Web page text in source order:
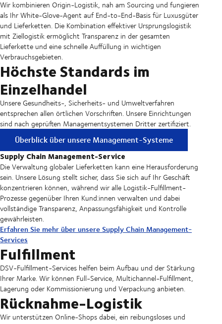
Wir kombinieren Origin-Logistik, nah am Sourcing und fungieren
als Ihr White-Glove-Agent auf End-to-End-Basis für Luxusgüter
und Lieferketten. Die Kombination effektiver Ursprungslogistik
mit Ziellogistik ermöglicht Transparenz in der gesamten
Lieferkette und eine schnelle Auffüllung in wichtigen
Verbrauchsgebieten.
Höchste Standards im
Einzelhandel
Unsere Gesundheits-, Sicherheits- und Umweltverfahren
entsprechen allen örtlichen Vorschriften. Unsere Einrichtungen
sind nach geprüften Managementsystemen Dritter zertifiziert.
Überblick über unsere Management-Systeme
Supply Chain Management-Service
Die Verwaltung globaler Lieferketten kann eine Herausforderung
sein. Unsere Lösung stellt sicher, dass Sie sich auf Ihr Geschäft
konzentrieren können, während wir alle Logistik-Fulfillment-
Prozesse gegenüber Ihren Kund:innen verwalten und dabei
vollständige Transparenz, Anpassungsfähigkeit und Kontrolle
gewährleisten.
Erfahren Sie mehr über unsere Supply Chain Management-
Services
Fulfillment
DSV-Fulfillment-Services helfen beim Aufbau und der Stärkung
Ihrer Marke. Wir können Full-Service, Multichannel-Fulfillment,
Lagerung oder Kommissionierung und Verpackung anbieten.
Rücknahme-Logistik
Wir unterstützen Online-Shops dabei, ein reibungsloses und